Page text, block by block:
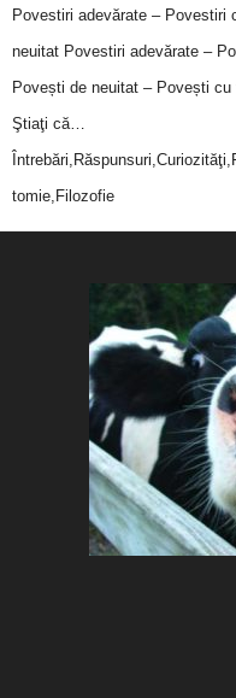
Povestiri adevărate –
neuitat Povestiri adevărate –
Povești de neuitat – Povești cu
Ştiaţi că…
tomie,Filozofie